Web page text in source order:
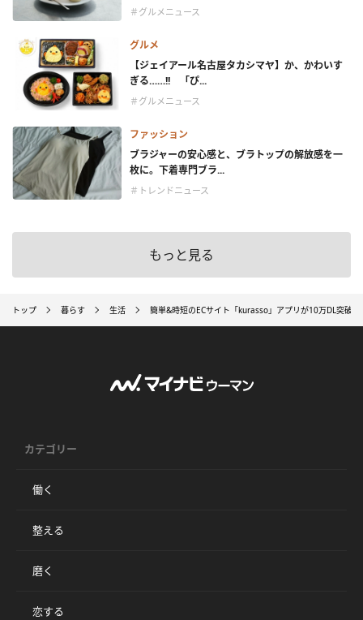
＃グルメニュース
グルメ
【ジェイアール名古屋タカシマヤ】か、かわいす
ぎる……!! 「ぴ...
＃グルメニュース
ファッション
ブラジャーの安心感と、ブラトップの解放感を一
枚に。下着専門ブラ...
＃トレンドニュース
もっと見る
トップ 暮らす 生活 簡単&時短のECサイト「kurasso」アプリが10万DL突破!
カテゴリー
働く
整える
磨く
恋する